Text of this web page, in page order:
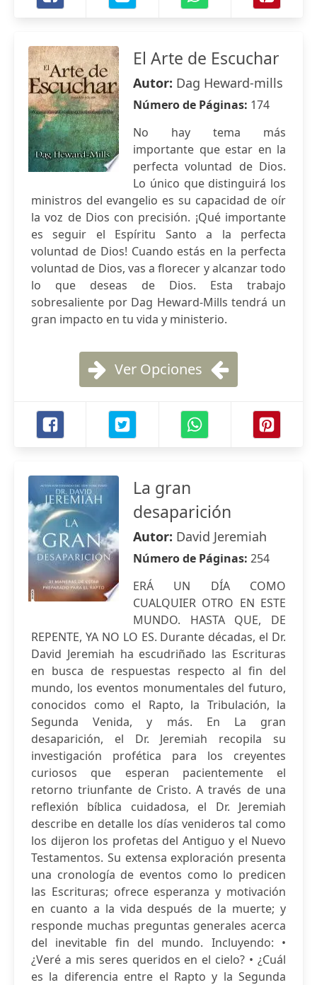
El Arte de Escuchar
Autor: Dag Heward-mills
Número de Páginas: 174
No hay tema más
importante que estar en la
perfecta voluntad de Dios.
Lo único que distinguirá los
ministros del evangelio es su capacidad de oír
la voz de Dios con precisión. ¡Qué importante
es seguir el Espíritu Santo a la perfecta
voluntad de Dios! Cuando estás en la perfecta
voluntad de Dios, vas a florecer y alcanzar todo
lo que deseas de Dios. Esta trabajo
sobresaliente por Dag Heward-Mills tendrá un
gran impacto en tu vida y ministerio.
Ver Opciones
La gran
desaparición
Autor: David Jeremiah
Número de Páginas: 254
ERÁ UN DÍA COMO
CUALQUIER OTRO EN ESTE
MUNDO. HASTA QUE, DE
REPENTE, YA NO LO ES. Durante décadas, el Dr.
David Jeremiah ha escudriñado las Escrituras
en busca de respuestas respecto al fin del
mundo, los eventos monumentales del futuro,
conocidos como el Rapto, la Tribulación, la
Segunda Venida, y más. En La gran
desaparición, el Dr. Jeremiah recopila su
investigación profética para los creyentes
curiosos que esperan pacientemente el
retorno triunfante de Cristo. A través de una
reflexión bíblica cuidadosa, el Dr. Jeremiah
describe en detalle los días venideros tal como
los dijeron los profetas del Antiguo y el Nuevo
Testamentos. Su extensa exploración presenta
una cronología de eventos como lo predicen
las Escrituras; ofrece esperanza y motivación
en cuanto a la vida después de la muerte; y
responde muchas preguntas generales acerca
del inevitable fin del mundo. Incluyendo: •
¿Veré a mis seres queridos en el cielo? • ¿Cuál
es la diferencia entre el Rapto y la Segunda